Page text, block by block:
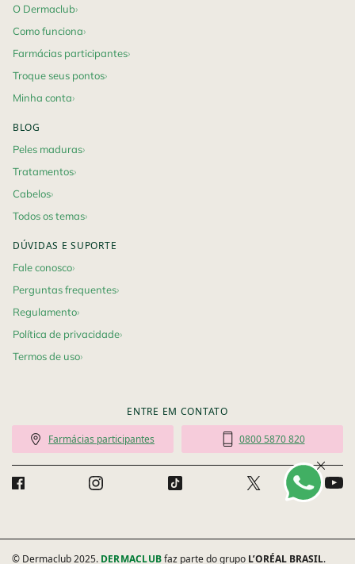
O Dermaclub
Como funciona
Farmácias participantes
Troque seus pontos
Minha conta
BLOG
Peles maduras
Tratamentos
Cabelos
Todos os temas
DÚVIDAS E SUPORTE
Fale conosco
Perguntas frequentes
Regulamento
Política de privacidade
Termos de uso
ENTRE EM CONTATO
Farmácias participantes 0800 5870 820
© Dermaclub 2025. DERMACLUBfaz parte do grupo L’ORÉAL BRASIL.